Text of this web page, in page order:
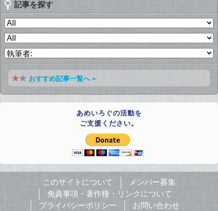
記事を探す
おすすめ記事一覧へ »
あめいろぐの活動を
ご支援ください。
このサイトについて
メンバー募集
免責事項・著作権・リンクについて
プライバシーポリシー
お問い合わせ